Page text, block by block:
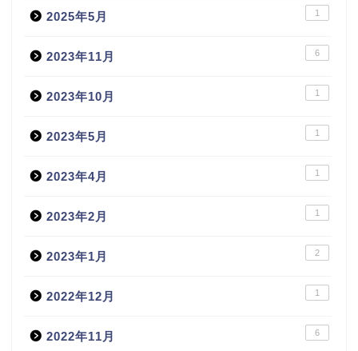
2025年5月 1
2023年11月 6
2023年10月 1
2023年5月 1
2023年4月 1
2023年2月 1
2023年1月 2
2022年12月 1
2022年11月 6